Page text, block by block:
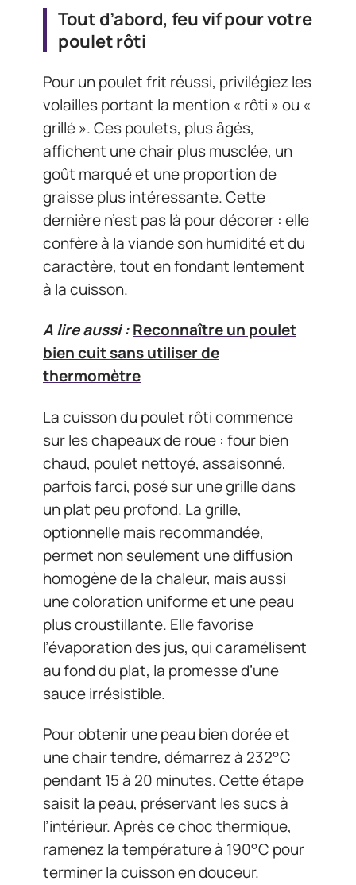
Tout d’abord, feu vif pour votre
poulet rôti
Pour un poulet frit réussi, privilégiez les
volailles portant la mention « rôti » ou «
grillé ». Ces poulets, plus âgés,
affichent une chair plus musclée, un
goût marqué et une proportion de
graisse plus intéressante. Cette
dernière n’est pas là pour décorer : elle
confère à la viande son humidité et du
caractère, tout en fondant lentement
à la cuisson.
A lire aussi :Reconnaître un poulet
bien cuit sans utiliser de
thermomètre
La cuisson du poulet rôti commence
sur les chapeaux de roue : four bien
chaud, poulet nettoyé, assaisonné,
parfois farci, posé sur une grille dans
un plat peu profond. La grille,
optionnelle mais recommandée,
permet non seulement une diffusion
homogène de la chaleur, mais aussi
une coloration uniforme et une peau
plus croustillante. Elle favorise
l’évaporation des jus, qui caramélisent
au fond du plat, la promesse d’une
sauce irrésistible.
Pour obtenir une peau bien dorée et
une chair tendre, démarrez à 232°C
pendant 15 à 20 minutes. Cette étape
saisit la peau, préservant les sucs à
l’intérieur. Après ce choc thermique,
ramenez la température à 190°C pour
terminer la cuisson en douceur.